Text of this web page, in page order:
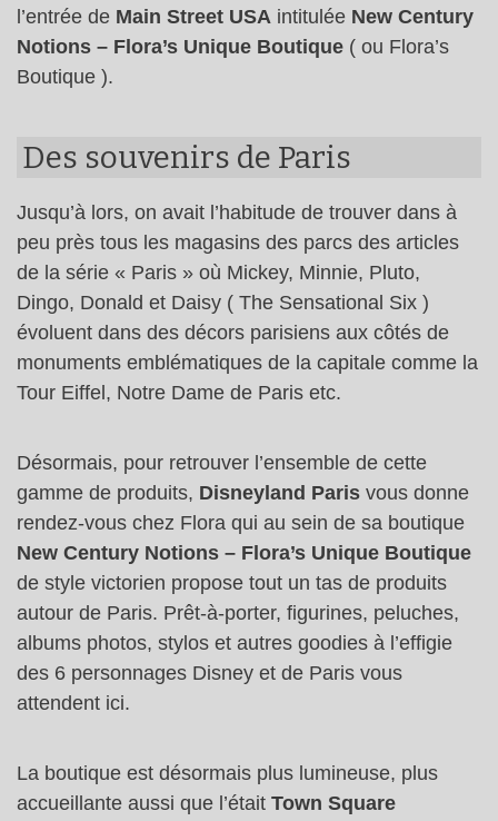
l’entrée de Main Street USA intitulée New Century
Notions – Flora’s Unique Boutique ( ou Flora’s
Boutique ).
Des souvenirs de Paris
Jusqu’à lors, on avait l’habitude de trouver dans à
peu près tous les magasins des parcs des articles
de la série « Paris » où Mickey, Minnie, Pluto,
Dingo, Donald et Daisy ( The Sensational Six )
évoluent dans des décors parisiens aux côtés de
monuments emblématiques de la capitale comme la
Tour Eiffel, Notre Dame de Paris etc.
Désormais, pour retrouver l’ensemble de cette
gamme de produits, Disneyland Paris vous donne
rendez-vous chez Flora qui au sein de sa boutique
New Century Notions – Flora’s Unique Boutique
de style victorien propose tout un tas de produits
autour de Paris. Prêt-à-porter, figurines, peluches,
albums photos, stylos et autres goodies à l’effigie
des 6 personnages Disney et de Paris vous
attendent ici.
La boutique est désormais plus lumineuse, plus
accueillante aussi que l’était Town Square